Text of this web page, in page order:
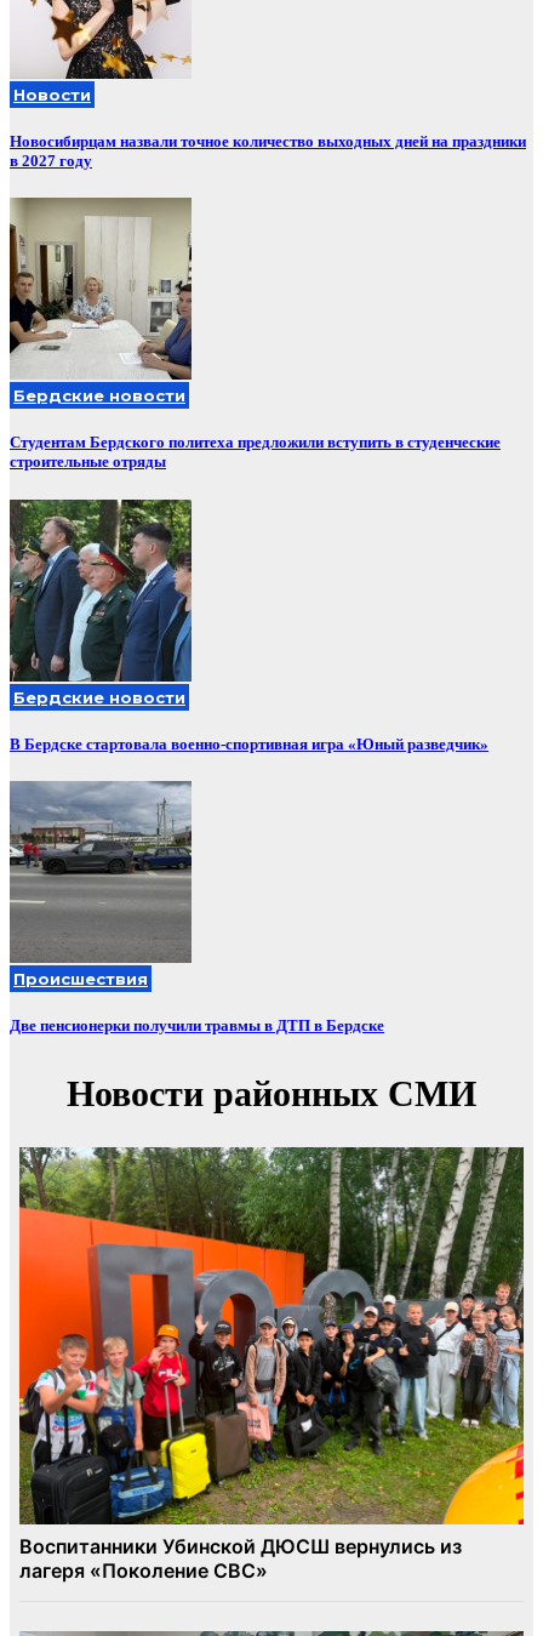
Новости
Новосибирцам назвали точное количество выходных дней на праздники
в 2027 году
Бердские новости
Студентам Бердского политеха предложили вступить в студенческие
строительные отряды
Бердские новости
В Бердске стартовала военно-спортивная игра «Юный разведчик»
Происшествия
Две пенсионерки получили травмы в ДТП в Бердске